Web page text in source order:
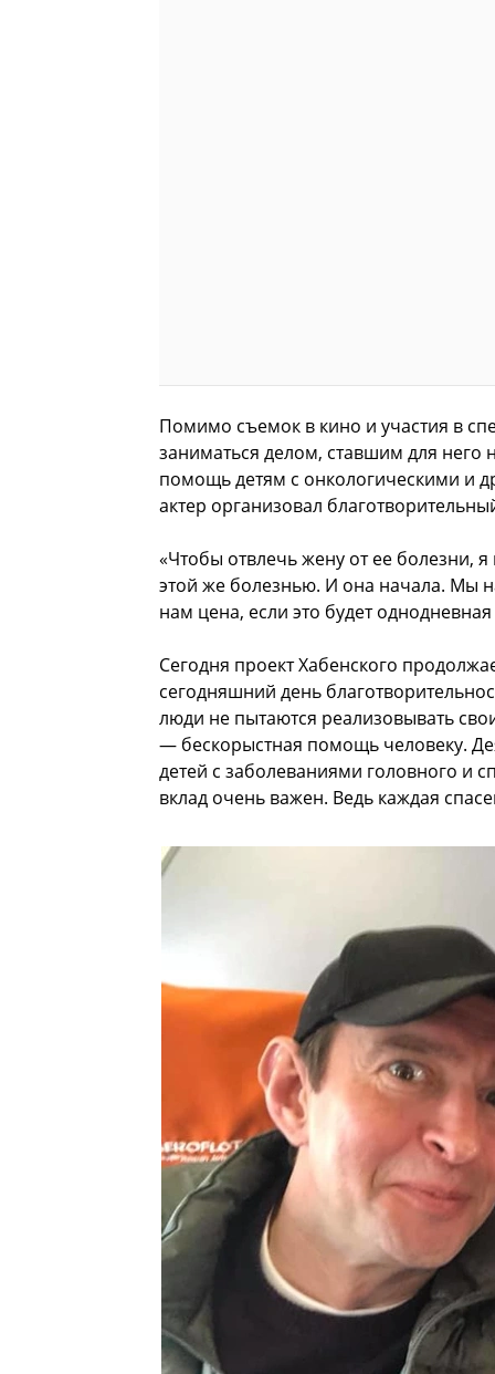
Помимо съемок в кино и участия в
заниматься делом, ставшим для
помощь детям с онкологическими и
актер организовал
«Чтобы отвлечь жену от ее болезни,
этой же болезнью. И она начала. Мы
нам цена, если это будет
Сегодня проект Хабенского
сегодняшний день
люди не пытаются реализовывать
— бескорыстная помощь человеку.
детей с заболеваниями головного
вклад очень важен. Ведь каждая